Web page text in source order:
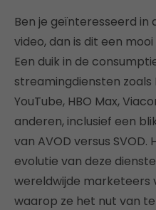
Ben je geïnteresseerd in
video, dan is dit een
Een duik in de
streamingdiensten zoals
YouTube, HBO Max,
anderen, inclusief een
van AVOD versus
evolutie van deze
wereldwijde marketeers
waarop ze het nut van